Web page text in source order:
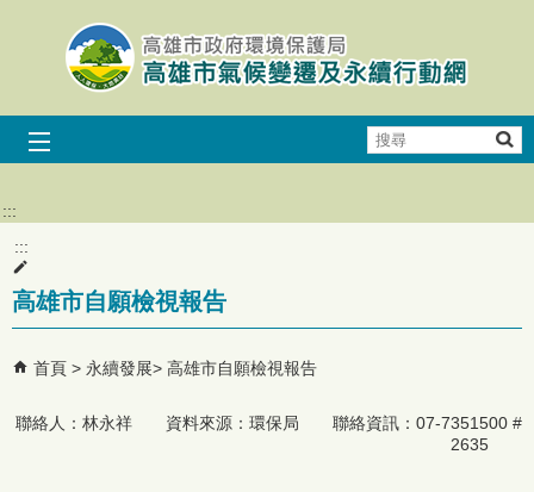
跳到主要內容區塊
搜
尋
:::
:::
高雄市自願檢視報告
首頁 永續發展 高雄市自願檢視報告
聯絡人：林永祥 資料來源：環保局 聯絡資訊：07-7351500 #
2635